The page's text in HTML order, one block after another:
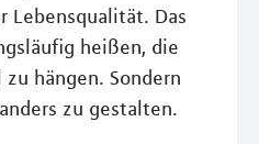
Lebensqualität. Das
heißen, die
hängen. Sondern
zu gestalten.